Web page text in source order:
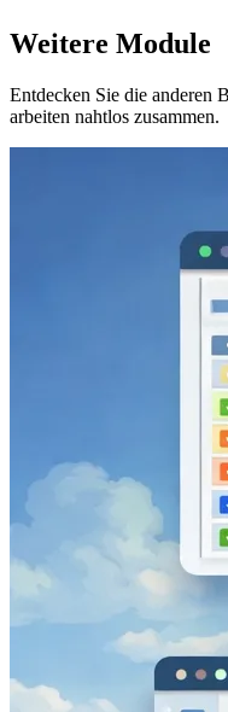
Weitere Module
Entdecken Sie die anderen
arbeiten nahtlos zusammen.